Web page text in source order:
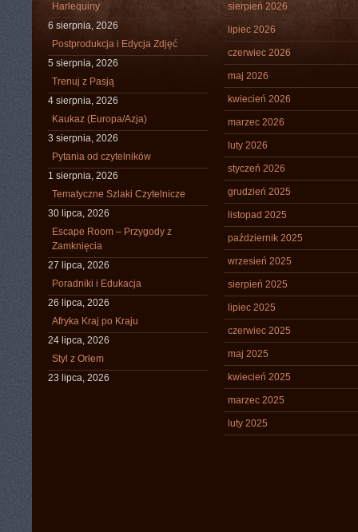
Harlequiny
6 sierpnia, 2026
Postprodukcja i Edycja Zdjęć
5 sierpnia, 2026
Trenuj z Pasją
4 sierpnia, 2026
Kaukaz (Europa/Azja)
3 sierpnia, 2026
Pytania od czytelników
1 sierpnia, 2026
Tematyczne Szlaki Czytelnicze
30 lipca, 2026
Escape Room – Przygody z
Zamknięcia
27 lipca, 2026
Poradniki i Edukacja
26 lipca, 2026
Afryka Kraj po Kraju
24 lipca, 2026
Styl z Orłem
23 lipca, 2026
sierpień 2026
lipiec 2026
czerwiec 2026
maj 2026
kwiecień 2026
marzec 2026
luty 2026
styczeń 2026
grudzień 2025
listopad 2025
październik 2025
wrzesień 2025
sierpień 2025
lipiec 2025
czerwiec 2025
maj 2025
kwiecień 2025
marzec 2025
luty 2025